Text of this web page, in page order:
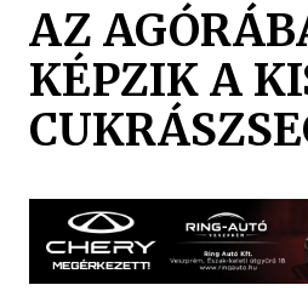
AZ
KÉPZIK A